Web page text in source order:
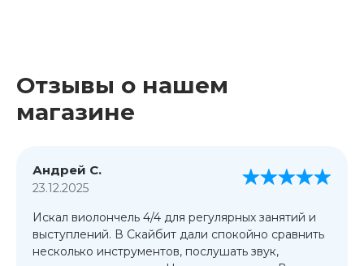
Отзывы о нашем
магазине
Андрей С.
23.12.2025
Искал виолончель 4/4 для регулярных занятий и
выступлений. В Скайбит дали спокойно сравнить
несколько инструментов, послушать звук,